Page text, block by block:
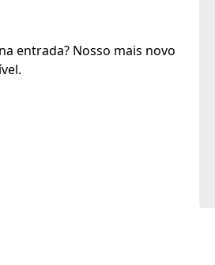
entrada? Nosso mais novo